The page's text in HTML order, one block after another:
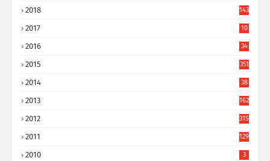
2018 143
2017
10
2016
34
2015 351
2014
38
2013 162
2012 315
2011 129
2010 3